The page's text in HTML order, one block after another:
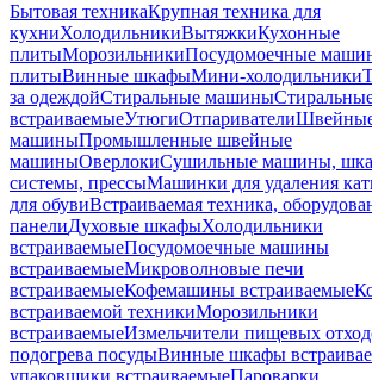
Бытовая техникаКрупная техника для
кухниХолодильникиВытяжкиКухонные
плитыМорозильникиПосудомоечные
плитыВинные шкафыМини-холодильники
за одеждойСтиральные машины
встраиваемыеУтюгиОтпариватели
машиныПромышленные швейные
машиныОверлокиСушильные машины,
системы, прессыМашинки для удаления
для обувиВстраиваемая техника,
панелиДуховые шкафыХолодильники
встраиваемыеПосудомоечные машины
встраиваемыеМикроволновые печи
встраиваемыеКофемашины встраиваемые
встраиваемой техникиМорозильники
встраиваемыеИзмельчители пищевых
подогрева посудыВинные шкафы
упаковщики встраиваемыеПароварки